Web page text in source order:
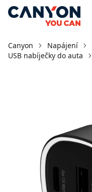
Canyon Napájení
USB nabíječky do auta